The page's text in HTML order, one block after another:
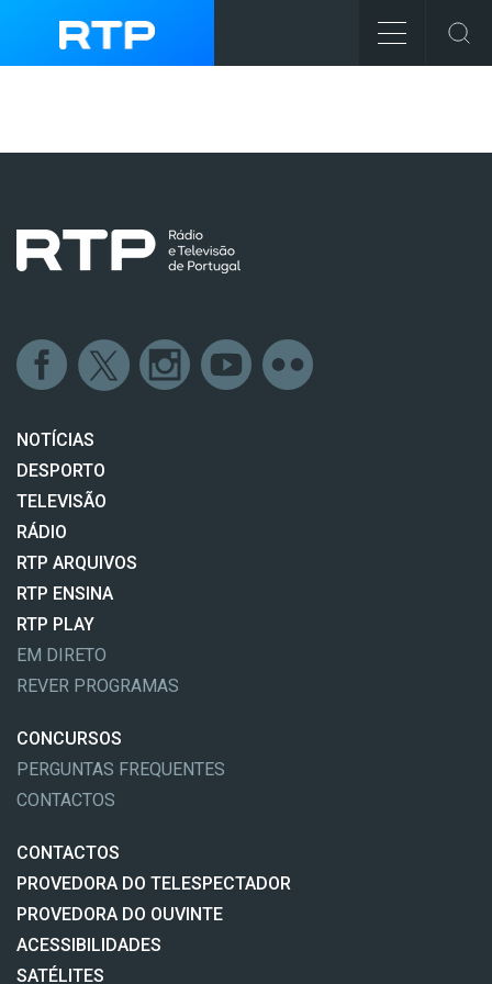
NOTÍCIAS
DESPORTO
TELEVISÃO
RÁDIO
RTP ARQUIVOS
RTP ENSINA
RTP PLAY
EM DIRETO
REVER PROGRAMAS
CONCURSOS
PERGUNTAS FREQUENTES
CONTACTOS
CONTACTOS
PROVEDORA DO TELESPECTADOR
PROVEDORA DO OUVINTE
ACESSIBILIDADES
SATÉLITES